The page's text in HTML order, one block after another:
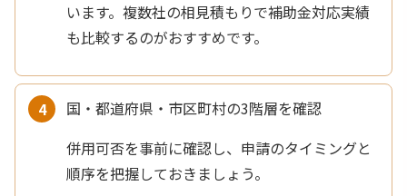
います。複数社の相見積もりで補助金対応実績
も比較するのがおすすめです。
国・都道府県・市区町村の3階層を確認
併用可否を事前に確認し、申請のタイミングと
順序を把握しておきましょう。